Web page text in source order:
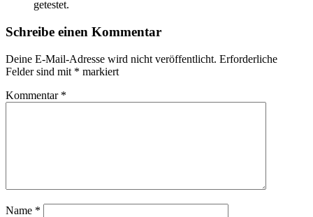
getestet.
Schreibe einen Kommentar
Deine E-Mail-Adresse wird nicht veröffentlicht. Erforderliche
Felder sind mit * markiert
Kommentar *
Name *